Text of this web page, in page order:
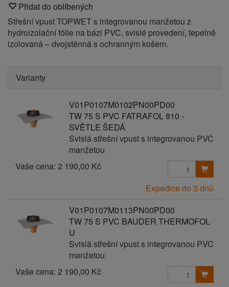
Přidat do oblíbených
Střešní vpust TOPWET s integrovanou manžetou z
hydroizolační fólie na bázi PVC, svislé provedení, tepelně
izolovaná – dvojstěnná s ochranným košem.
Varianty
V01P0107M0102PN00PD00
TW 75 S PVC FATRAFOL 810 -
SVĚTLE ŠEDÁ
Svislá střešní vpust s integrovanou PVC
manžetou
Vaše cena: 2 190,00 Kč
Expedice do 3 dnů
V01P0107M0113PN00PD00
TW 75 S PVC BAUDER THERMOFOL
U
Svislá střešní vpust s integrovanou PVC
manžetou
Vaše cena: 2 190,00 Kč